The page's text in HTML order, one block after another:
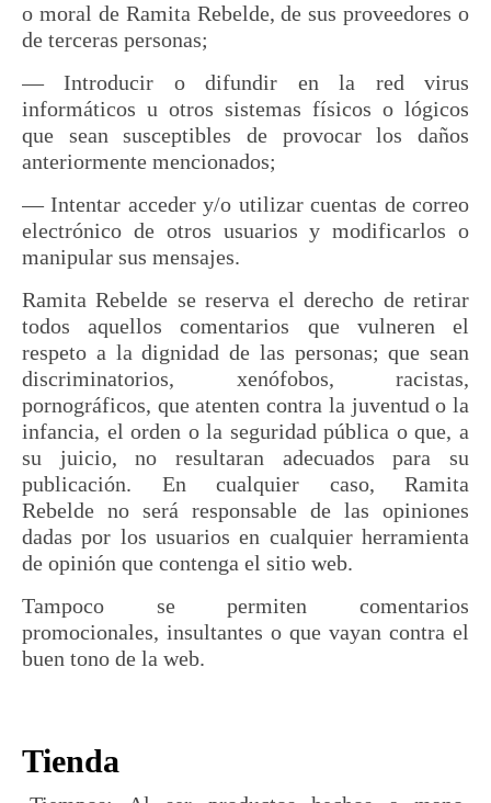
o moral de Ramita Rebelde, de sus proveedores o
de terceras personas;
— Introducir o difundir en la red virus
informáticos u otros sistemas físicos o lógicos
que sean susceptibles de provocar los daños
anteriormente mencionados;
— Intentar acceder y/o utilizar cuentas de correo
electrónico de otros usuarios y modificarlos o
manipular sus mensajes.
Ramita Rebelde se reserva el derecho de retirar
todos aquellos comentarios que vulneren el
respeto a la dignidad de las personas; que sean
discriminatorios, xenófobos, racistas,
pornográficos, que atenten contra la juventud o la
infancia, el orden o la seguridad pública o que, a
su juicio, no resultaran adecuados para su
publicación. En cualquier caso, Ramita
Rebelde no será responsable de las opiniones
dadas por los usuarios en cualquier herramienta
de opinión que contenga el sitio web.
Tampoco se permiten comentarios
promocionales, insultantes o que vayan contra el
buen tono de la web.
Tienda